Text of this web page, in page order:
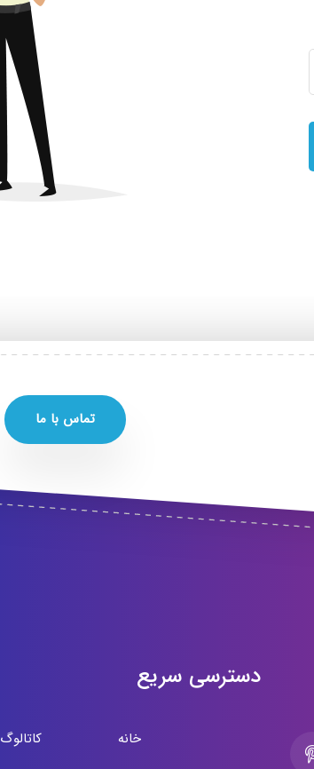
تماس با ما
دسترسی سریع
خانه
کاتالوگ